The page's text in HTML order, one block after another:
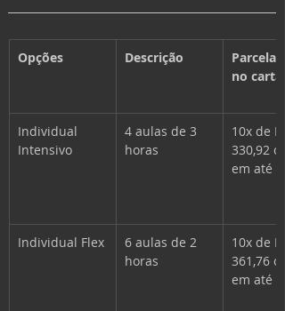
Opções Descrição
no cartão
Individual
Intensivo
4 aulas de 3
horas
10x de R$
330,92
em até
Individual Flex
6 aulas de 2
horas
10x de R$
361,76
em até